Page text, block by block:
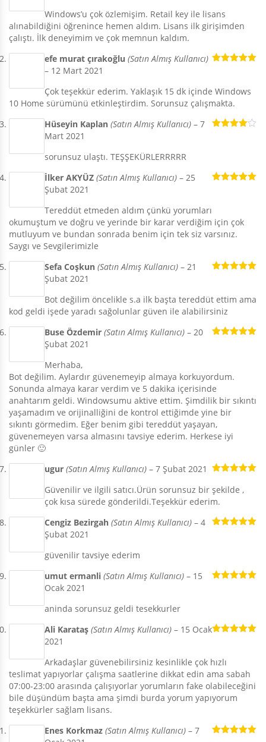
Windows’u çok özlemişim. Retail key ile lisans
alınabildiğini öğrenince hemen aldım. Lisans ilk girişimden
çalıştı. İlk deneyimim ve çok memnun kaldım.
efe murat çırakoğlu (Satın Almış Kullanıcı)
– 12 Mart 2021
Çok teşekkür ederim. Yaklaşık 15 dk içinde Windows
10 Home sürümünü etkinleştirdim. Sorunsuz çalışmakta.
Hüseyin Kaplan (Satın Almış Kullanıcı) – 7
Mart 2021
sorunsuz ulaştı. TEŞŞEKÜRLERRRRR
İlker AKYÜZ (Satın Almış Kullanıcı) – 25
Şubat 2021
Tereddüt etmeden aldım çünkü yorumları
okumuştum ve doğru ve yerinde bir karar verdiğim için çok
mutluyum ve bundan sonrada benim için tek siz varsınız.
Saygı ve Sevgilerimizle
Sefa Coşkun (Satın Almış Kullanıcı) – 21
Şubat 2021
Bot değilim öncelikle s.a ilk başta tereddüt ettim ama
kod geldi işede yaradı sağolunlar güven ile alabilirsiniz
Buse Özdemir (Satın Almış Kullanıcı) – 20
Şubat 2021
Merhaba,
Bot değilim. Aylardır güvenemeyip almaya korkuyordum.
Sonunda almaya karar verdim ve 5 dakika içerisinde
anahtarım geldi. Windowsumu aktive ettim. Şimdilik bir sıkıntı
yaşamadım ve orijinalliğini de kontrol ettiğimde yine bir
sıkıntı görmedim. Eğer benim gibi tereddüt yaşayan,
güvenemeyen varsa almasını tavsiye ederim. Herkese iyi
günler 🙂
5oy aldı
ugur (Satın Almış Kullanıcı) – 7 Şubat 2021
Güvenilir ve ilgili satıcı.Ürün sorunsuz bir şekilde ,
çok kısa sürede gönderildi.Teşekkür ederim.
Cengiz Bezirgah (Satın Almış Kullanıcı) – 4
Şubat 2021
güvenilir tavsiye ederim
umut ermanli (Satın Almış Kullanıcı) – 15
Ocak 2021
aninda sorunsuz geldi tesekkurler
Ali Karataş (Satın Almış Kullanıcı) – 15 Ocak
2021
Arkadaşlar güvenebilirsiniz kesinlikle çok hızlı
teslimat yapıyorlar çalışma saatlerine dikkat edin ama sabah
07:00-23:00 arasında çalışıyorlar yorumların fake olabileceğini
bile düşündüm başta ama şimdi burda yorum yapıyorum
teşekkürler sağlam lisans.
Enes Korkmaz (Satın Almış Kullanıcı) – 7